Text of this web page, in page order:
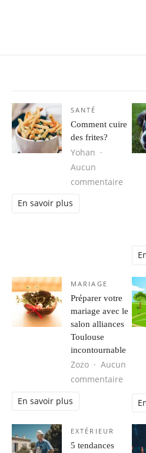
SANTÉ
Comment cuire
des frites?
Yohan
Aucun
commentaire sur
En savoir plus
MARIAGE
Préparer votre
mariage avec le
salon alliances
Toulouse
incontournable
Zozo
Aucun
commentaire sur
En savoir plus
EXTÉRIEUR
5 tendances